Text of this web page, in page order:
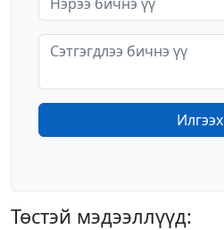
Илгээх
Төстэй мэдээллүүд: